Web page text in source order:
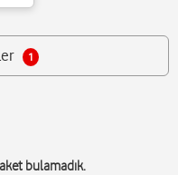
1
bulamadık.